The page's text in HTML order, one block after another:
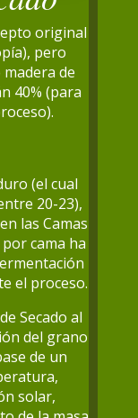
original
pero
de
40% (para
(el cual
20-23),
las Camas
cama ha
el proceso.
Secado al
del grano
de un
solar,